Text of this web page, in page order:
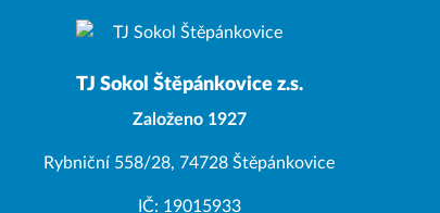
TJ Sokol Štěpánkovice z.s.
Založeno 1927
Rybniční 558/28, 74728 Štěpánkovice
IČ: 19015933